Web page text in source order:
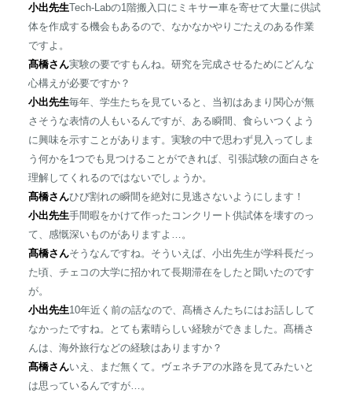
小出先生Tech-Labの1階搬入口にミキサー車を寄せて大量に供試
体を作成する機会もあるので、なかなかやりごたえのある作業
ですよ。
髙橋さん実験の要ですもんね。研究を完成させるためにどんな
心構えが必要ですか？
小出先生毎年、学生たちを見ていると、当初はあまり関心が無
さそうな表情の人もいるんですが、ある瞬間、食らいつくよう
に興味を示すことがあります。実験の中で思わず見入ってしま
う何かを1つでも見つけることができれば、引張試験の面白さを
理解してくれるのではないでしょうか。
髙橋さんひび割れの瞬間を絶対に見逃さないようにします！
小出先生手間暇をかけて作ったコンクリート供試体を壊すのっ
て、感慨深いものがありますよ…。
髙橋さんそうなんですね。そういえば、小出先生が学科長だっ
た頃、チェコの大学に招かれて長期滞在をしたと聞いたのです
が。
小出先生10年近く前の話なので、髙橋さんたちにはお話しして
なかったですね。とても素晴らしい経験ができました。髙橋さ
んは、海外旅行などの経験はありますか？
髙橋さんいえ、まだ無くて。ヴェネチアの水路を見てみたいと
は思っているんですが…。